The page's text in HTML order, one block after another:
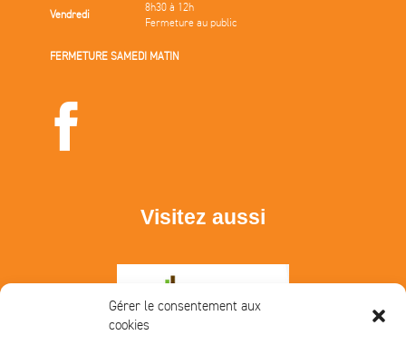
Gérer le consentement aux
cookies
Vendredi
8h30 à 12h
Fermeture au public
FERMETURE SAMEDI MATIN
Visitez aussi